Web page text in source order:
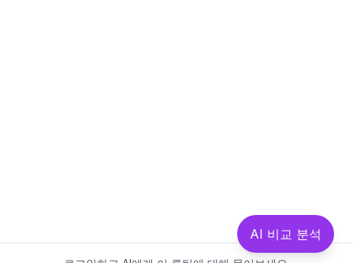
AI 비교 분석